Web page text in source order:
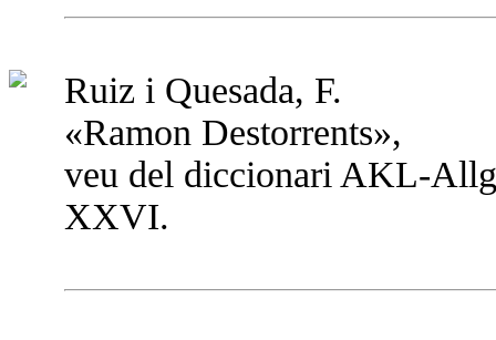
Ruiz i Quesada, F.
«Ramon Destorrents»,
veu del diccionari AKL-
XXVI.